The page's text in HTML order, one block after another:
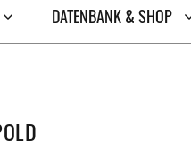
DATENBANK & SHOP